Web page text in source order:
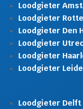
Loodgieter
Loodgieter
Loodgieter Den
Loodgieter
Loodgieter
Loodgieter
Loodgieter Delft